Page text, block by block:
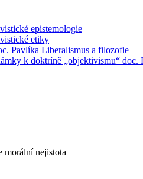
epistemologie
etiky
Pavlíka Liberalismus a filozofie
k doktríně „objektivismu“ doc.
morální nejistota